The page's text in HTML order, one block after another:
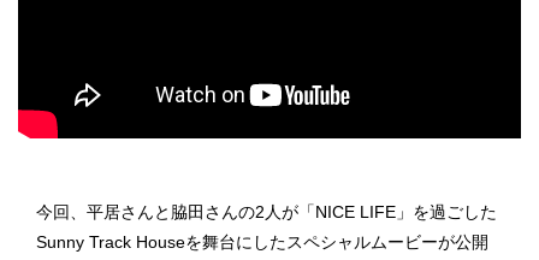
今回、平居さんと脇田さんの2人が「NICE LIFE」を過ごした
Sunny Track Houseを舞台にしたスペシャルムービーが公開